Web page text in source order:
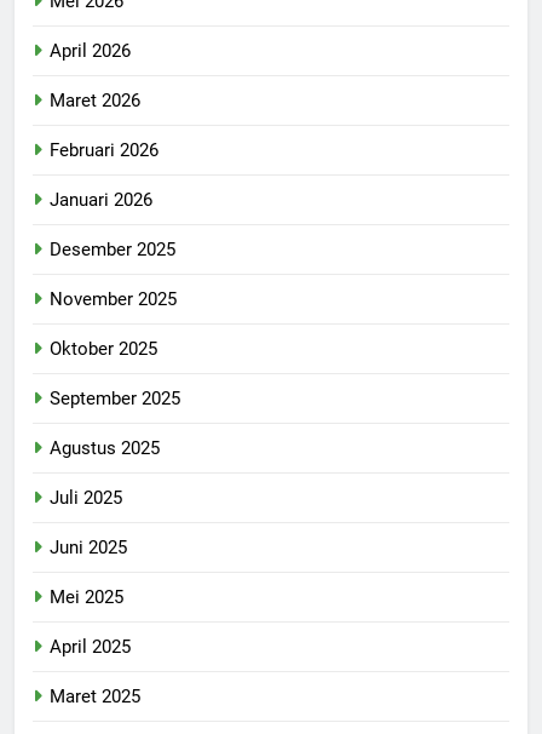
April 2026
Maret 2026
Februari 2026
Januari 2026
Desember 2025
November 2025
Oktober 2025
September 2025
Agustus 2025
Juli 2025
Juni 2025
Mei 2025
April 2025
Maret 2025